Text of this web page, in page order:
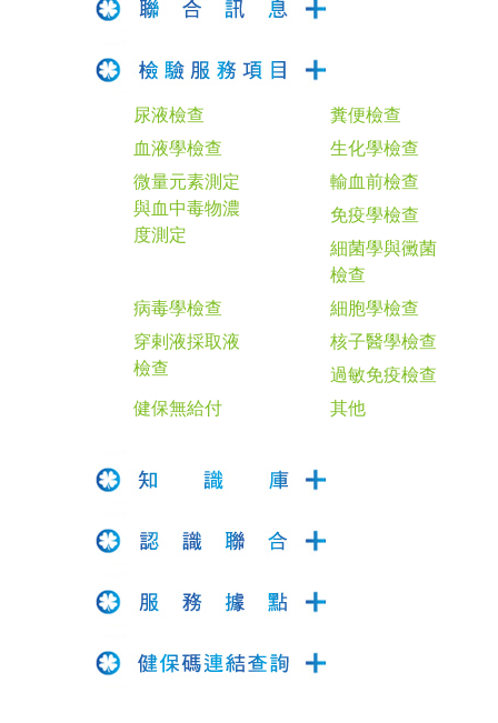
尿液檢查
糞便檢查
血液學檢查
生化學檢查
微量元素測定
與血中毒物濃
度測定
輸血前檢查
免疫學檢查
細菌學與黴菌
檢查
病毒學檢查
細胞學檢查
穿剌液採取液
檢查
核子醫學檢查
過敏免疫檢查
健保無給付
其他